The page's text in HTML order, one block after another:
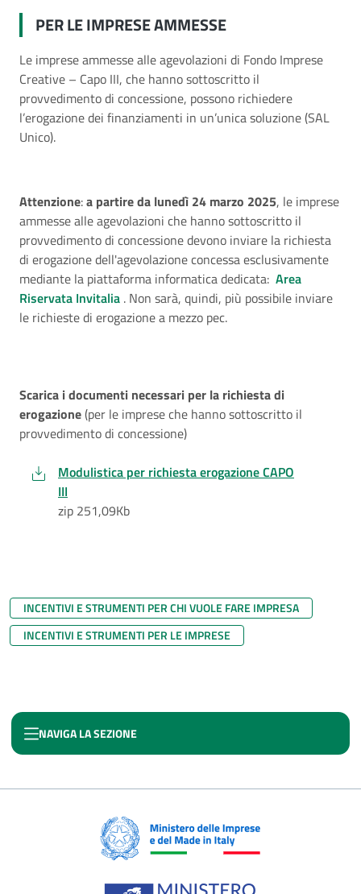
PER LE IMPRESE AMMESSE
Le imprese ammesse alle agevolazioni di Fondo Imprese
Creative – Capo III, che hanno sottoscritto il
provvedimento di concessione, possono richiedere
l’erogazione dei finanziamenti in un’unica soluzione (SAL
Unico).
Attenzione:a partire da lunedì 24 marzo 2025, le imprese
ammesse alle agevolazioni che hanno sottoscritto il
provvedimento di concessione devono inviare la richiesta
di erogazione dell'agevolazione concessa esclusivamente
mediante la piattaforma informatica dedicata: Area
Riservata Invitalia . Non sarà, quindi, più possibile inviare
le richieste di erogazione a mezzo pec.
Scarica i documenti necessari per la richiesta di
erogazione(per le imprese che hanno sottoscritto il
provvedimento di concessione)
Modulistica per richiesta erogazione CAPO
III
zip 251,09Kb
INCENTIVI E STRUMENTI PER CHI VUOLE FARE IMPRESA
INCENTIVI E STRUMENTI PER LE IMPRESE
NAVIGA LA SEZIONE
FONDO IMPRESE CREATIVE